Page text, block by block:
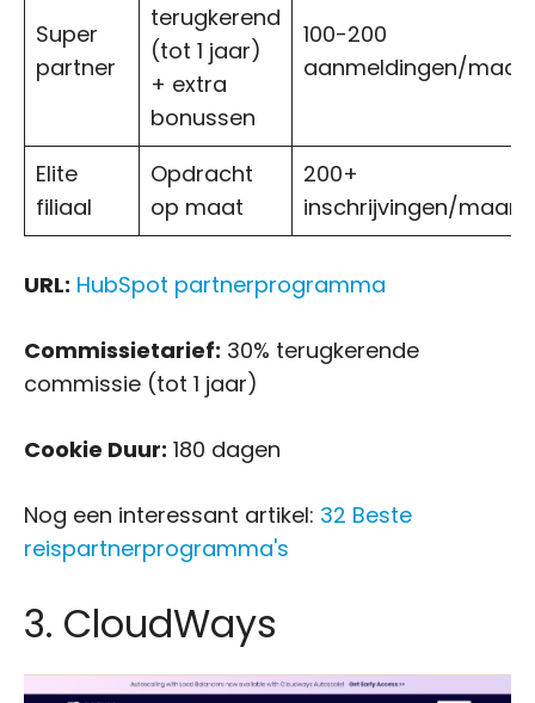
Super
partner
terugkerend
(tot 1 jaar)
+ extra
bonussen
100-200
aanmeldingen/
Elite
filiaal
Opdracht
op maat
200+
inschrijvingen/maand
URL: HubSpot partnerprogramma
Commissietarief: 30% terugkerende
commissie (tot 1 jaar)
Cookie Duur: 180 dagen
Nog een interessant artikel: 32 Beste
reispartnerprogramma's
3. CloudWays